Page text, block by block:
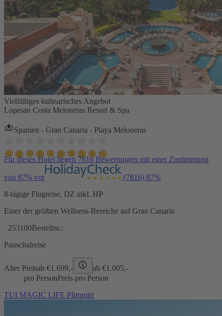
Vielfältiges kulinarisches Angebot
Lopesan Costa Meloneras Resort & Spa
Spanien - Gran Canaria - Playa Meloneras
Für dieses Hotel liegen 7816 Bewertungen mit einer Zustimmung
von 87% vor (7816) 87%
8-tägige Flugreise, DZ inkl. HP
Einer der größten Wellness-Bereiche auf Gran Canaria
253100Bestellnr.:
Pauschalreise
Alter Preisab €1.699,- ab €1.005,-
pro PersonPreis pro Person
TUI MAGIC LIFE Plimmiri